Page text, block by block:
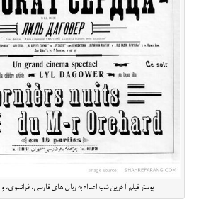
پوستر فیلم آخرین شب اعدام به زبان های فارسی، فرانسوی، و